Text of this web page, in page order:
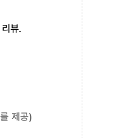
뷰.
제공)